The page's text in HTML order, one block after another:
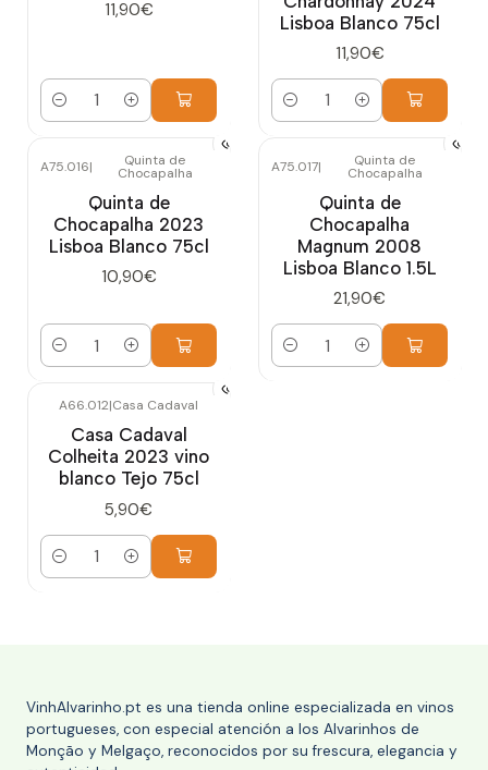
11,90€
Cantidad
Lisboa Blanco 75cl
11,90€
Cantidad
A75.016| Quinta de
Chocapalha
Quinta de
Chocapalha 2023
Lisboa Blanco 75cl
10,90€
Cantidad
A75.017| Quinta de
Chocapalha
Quinta de
Chocapalha
Magnum 2008
Lisboa Blanco 1.5L
21,90€
Cantidad
A66.012|Casa Cadaval
Casa Cadaval
Colheita 2023 vino
blanco Tejo 75cl
5,90€
Cantidad
VinhAlvarinho.pt es una tienda online especializada en vinos
portugueses, con especial atención a los Alvarinhos de
Monção y Melgaço, reconocidos por su frescura, elegancia y